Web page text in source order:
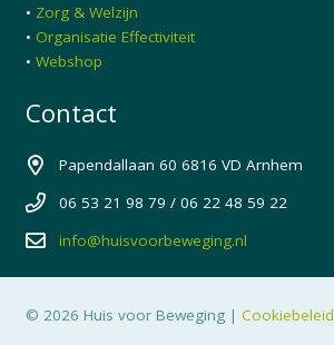
• Zorg & Welzijn
• Organisatie Effectiviteit
• Webshop
Contact
Papendallaan 60 6816 VD Arnhem
06 53 21 98 79 / 06 22 48 59 22
info@huisvoorbeweging.nl
© 2026 Huis voor Beweging | Cookiebeleid